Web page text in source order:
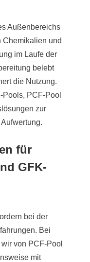
Außenbereichs
Chemikalien und
im Laufe der
belebt
die Nutzung.
Pools, PCF-Pool
zur
für
GFK-
bei der
Bei
von PCF-Pool
mit